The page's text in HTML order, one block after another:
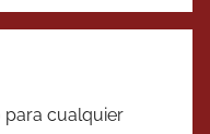
para cualquier